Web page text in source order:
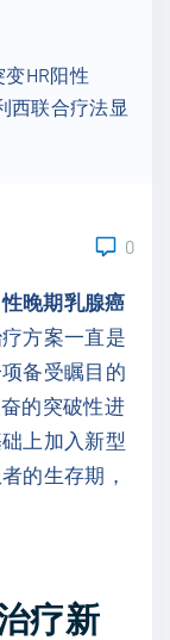
变HR阳性
西联合疗法显
0
晚期乳腺癌
方案一直是
备受瞩目的
的突破性进
上加入新型
的生存期，
疗新